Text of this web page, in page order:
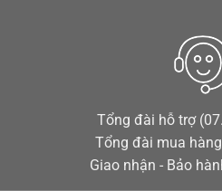
Tổng đài hỗ trợ
Tổng đài mua
Giao nhận - Bảo